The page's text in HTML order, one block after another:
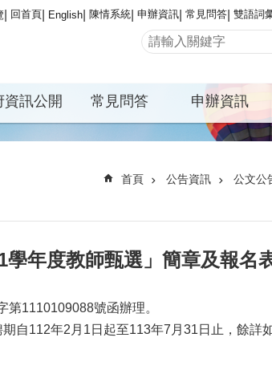
回首頁 English 陳情系統 申辦資訊 常見問答 雙語詞
資訊公開 常見問答 申辦資訊
首頁 公告資訊 公文公
年度教師甄選」簡章及報名
1110109088號函辦理。
自112年2月1日起至113年7月31日止，餘詳如